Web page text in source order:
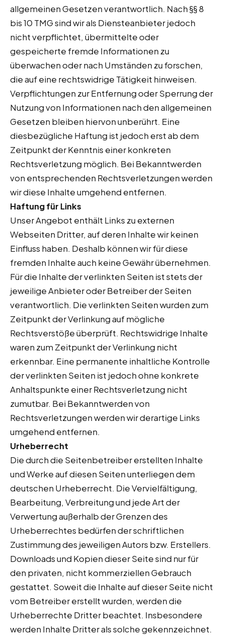
allgemeinen Gesetzen verantwortlich. Nach §§ 8
bis 10 TMG sind wir als Diensteanbieter jedoch
nicht verpflichtet, übermittelte oder
gespeicherte fremde Informationen zu
überwachen oder nach Umständen zu forschen,
die auf eine rechtswidrige Tätigkeit hinweisen.
Verpflichtungen zur Entfernung oder Sperrung der
Nutzung von Informationen nach den allgemeinen
Gesetzen bleiben hiervon unberührt. Eine
diesbezügliche Haftung ist jedoch erst ab dem
Zeitpunkt der Kenntnis einer konkreten
Rechtsverletzung möglich. Bei Bekanntwerden
von entsprechenden Rechtsverletzungen werden
wir diese Inhalte umgehend entfernen.
Haftung für Links
Unser Angebot enthält Links zu externen
Webseiten Dritter, auf deren Inhalte wir keinen
Einfluss haben. Deshalb können wir für diese
fremden Inhalte auch keine Gewähr übernehmen.
Für die Inhalte der verlinkten Seiten ist stets der
jeweilige Anbieter oder Betreiber der Seiten
verantwortlich. Die verlinkten Seiten wurden zum
Zeitpunkt der Verlinkung auf mögliche
Rechtsverstöße überprüft. Rechtswidrige Inhalte
waren zum Zeitpunkt der Verlinkung nicht
erkennbar. Eine permanente inhaltliche Kontrolle
der verlinkten Seiten ist jedoch ohne konkrete
Anhaltspunkte einer Rechtsverletzung nicht
zumutbar. Bei Bekanntwerden von
Rechtsverletzungen werden wir derartige Links
umgehend entfernen.
Urheberrecht
Die durch die Seitenbetreiber erstellten Inhalte
und Werke auf diesen Seiten unterliegen dem
deutschen Urheberrecht. Die Vervielfältigung,
Bearbeitung, Verbreitung und jede Art der
Verwertung außerhalb der Grenzen des
Urheberrechtes bedürfen der schriftlichen
Zustimmung des jeweiligen Autors bzw. Erstellers.
Downloads und Kopien dieser Seite sind nur für
den privaten, nicht kommerziellen Gebrauch
gestattet. Soweit die Inhalte auf dieser Seite nicht
vom Betreiber erstellt wurden, werden die
Urheberrechte Dritter beachtet. Insbesondere
werden Inhalte Dritter als solche gekennzeichnet.